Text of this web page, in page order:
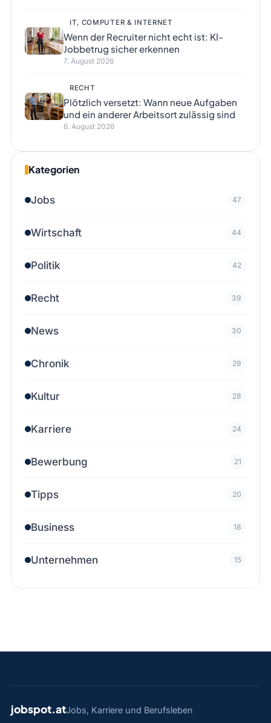
IT, COMPUTER & INTERNET
Wenn der Recruiter nicht echt ist: KI-
Jobbetrug sicher erkennen
7. August 2026
RECHT
Plötzlich versetzt: Wann neue Aufgaben
und ein anderer Arbeitsort zulässig sind
6. August 2026
Kategorien
Jobs 47
Wirtschaft 44
Politik 42
Recht 39
News 30
Chronik 29
Kultur 28
Karriere 24
Bewerbung 21
Tipps 20
Business 18
Unternehmen 15
jobspot.atJobs, Karriere und Berufsleben